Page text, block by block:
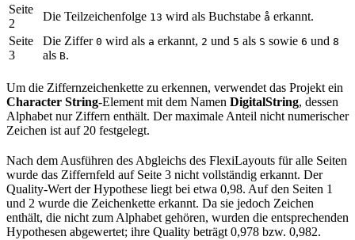
Seite
2
Die Teilzeichenfolge 13 wird als Buchstabe å erkannt.
Seite
3
Die Ziffer 0 wird als a erkannt, 2 und 5 als S sowie 6 und 8
als B.
Um die Ziffernzeichenkette zu erkennen, verwendet das Projekt ein
Character String-Element mit dem Namen DigitalString, dessen
Alphabet nur Ziffern enthält. Der maximale Anteil nicht numerischer
Zeichen ist auf 20 festgelegt.
Nach dem Ausführen des Abgleichs des FlexiLayouts für alle Seiten
wurde das Ziffernfeld auf Seite 3 nicht vollständig erkannt. Der
Quality-Wert der Hypothese liegt bei etwa 0,98. Auf den Seiten 1
und 2 wurde die Zeichenkette erkannt. Da sie jedoch Zeichen
enthält, die nicht zum Alphabet gehören, wurden die entsprechenden
Hypothesen abgewertet; ihre Quality beträgt 0,978 bzw. 0,982.